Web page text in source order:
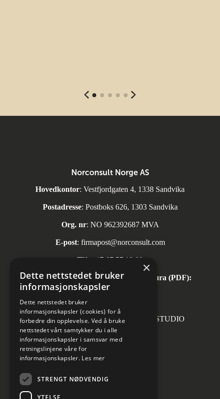
Norconsult Norge AS
Hovedkontor: Vestfjordgaten 4, 1338 Sandvika
Postadresse: Postboks 626, 1303 Sandvika
Org. nr: NO 962392687 MVA
E-post: firmapost@norconsult.com
Tlf: +47 67 57 10 00
Automatisk mottak av inngående faktura (PDF):
invoice.no@norconsult.com
Forsidefoto: RASMUS HJORTSHOJ STUDIO
×
Dette nettstedet bruker
informasjonskapsler
Dette nettstedet bruker
informasjonskapsler (cookies) for å
forbedre din opplevelse. Ved å bruke
nettstedet vårt samtykker du i alle
informasjonskapsler i samsvar med
retningslinjene våre for
informasjonskapsler. Les mer
STRENGT NØDVENDIG
YTELSE